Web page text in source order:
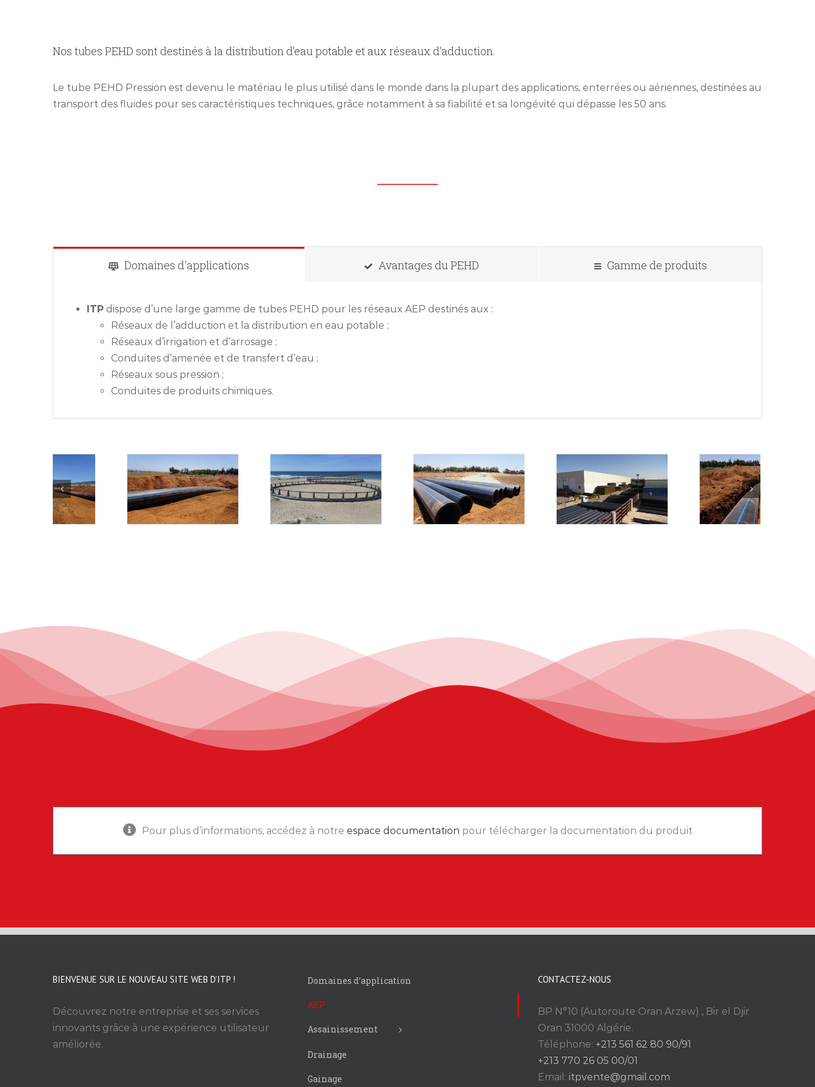
Nos tubes PEHD sont destinés à la distribution d’eau potable et aux réseaux d’adduction.
Le tube PEHD Pression est devenu le matériau le plus utilisé dans le monde dans la plupart des applications, enterrées ou aériennes, destinées au
transport des fluides pour ses caractéristiques techniques, grâce notamment à sa fiabilité et sa longévité qui dépasse les 50 ans.
Domaines d'applications Avantages du PEHD Gamme de produits
ITP dispose d’une large gamme de tubes PEHD pour les réseaux AEP destinés aux :
Réseaux de l’adduction et la distribution en eau potable ;
Réseaux d’irrigation et d’arrosage ;
Conduites d’amenée et de transfert d’eau ;
Réseaux sous pression ;
Conduites de produits chimiques.
Pour plus d’informations, accédez à notre espace documentation pour télécharger la documentation du produit
BIENVENUE SUR LE NOUVEAU SITE WEB D’ITP !
Découvrez notre entreprise et ses services
innovants grâce à une expérience utilisateur
améliorée.
Domaines d’application
AEP
Assainissement
Drainage
Gainage
CONTACTEZ-NOUS
BP N°10 (Autoroute Oran Arzew) , Bir el Djir
Oran 31000 Algérie.
Téléphone: +213 561 62 80 90/91
+213 770 26 05 00/01
Email: itpvente@gmail.com